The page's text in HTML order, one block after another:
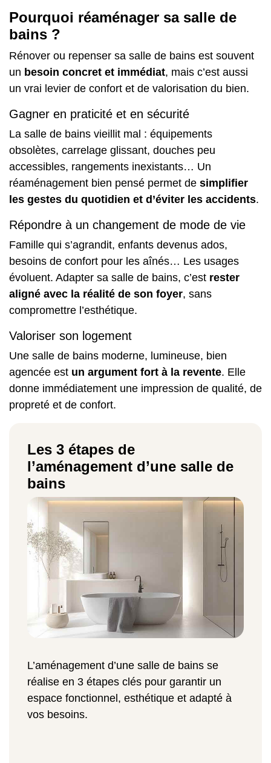
Pourquoi réaménager sa salle de
bains ?
Rénover ou repenser sa salle de bains est souvent
un besoin concret et immédiat, mais c’est aussi
un vrai levier de confort et de valorisation du bien.
Gagner en praticité et en sécurité
La salle de bains vieillit mal : équipements
obsolètes, carrelage glissant, douches peu
accessibles, rangements inexistants… Un
réaménagement bien pensé permet de simplifier
les gestes du quotidien et d’éviter les accidents.
Répondre à un changement de mode de vie
Famille qui s’agrandit, enfants devenus ados,
besoins de confort pour les aînés… Les usages
évoluent. Adapter sa salle de bains, c’est rester
aligné avec la réalité de son foyer, sans
compromettre l’esthétique.
Valoriser son logement
Une salle de bains moderne, lumineuse, bien
agencée est un argument fort à la revente. Elle
donne immédiatement une impression de qualité, de
propreté et de confort.
Les 3 étapes de
l’aménagement d’une salle de
bains
L’aménagement d’une salle de bains se
réalise en 3 étapes clés pour garantir un
espace fonctionnel, esthétique et adapté à
vos besoins.